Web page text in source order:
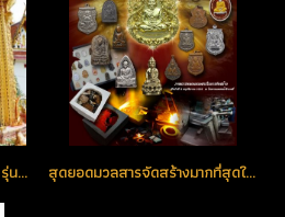
ประวัติการจัดสร้างหลวงปู่ทวด รุ่น เจริญพร เลื่อนสมณศักดิ์ พิธีบวงสรวงดวงวิญญาณหลวงปู่ทวดและพระอาจารย์ทิม ณ วิหารและสถูปหลวงปู่ทวด ณ วัดช้างให้ สุดยอดมวลสารจัดสร้างมากที่สุดในประวัติศาสตร์